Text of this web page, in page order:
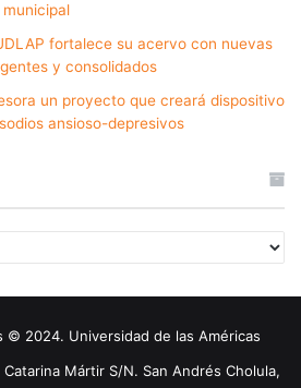
fortalece su acervo con nuevas
y consolidados
un proyecto que creará dispositivo
ansioso-depresivos
© 2024. Universidad de las Américas
Mártir S/N. San Andrés Cholula,